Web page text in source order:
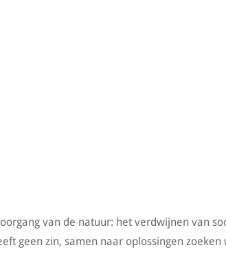
van de natuur: het verdwijnen van
geen zin, samen naar oplossingen zoeken